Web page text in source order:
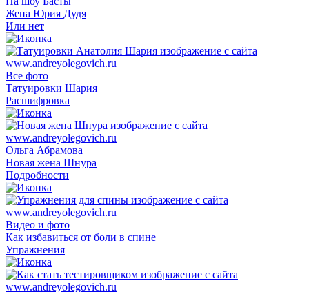
Жена Юрия Дудя
Или нет
Все фото
Татуировки Шария
Расшифровка
Ольга Абрамова
Новая жена Шнура
Подробности
Видео и фото
Как избавиться от боли в спине
Упражнения